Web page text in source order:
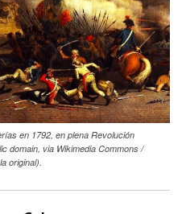
en 1792, en plena Revolución
domain, via Wikimedia Commons /
original).